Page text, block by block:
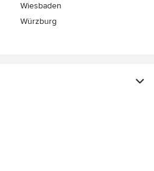
Wiesbaden
Würzburg